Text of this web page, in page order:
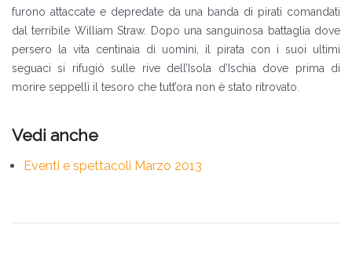
furono attaccate e depredate da una banda di pirati comandati
dal terribile William Straw. Dopo una sanguinosa battaglia dove
persero la vita centinaia di uomini, il pirata con i suoi ultimi
seguaci si rifugiò sulle rive dell’Isola d’Ischia dove prima di
morire seppellì il tesoro che tutt’ora non è stato ritrovato.
Eventi e spettacoli Marzo 2013